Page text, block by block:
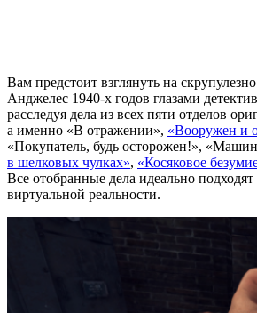
Вам предстоит взглянуть на
Анджелес 1940-х годов глазами
расследуя дела из всех пяти отделов
а именно «В отражении», «Вооружен и
«Покупатель, будь осторожен!»,
в шелковых чулках», «Косяковое
Все отобранные дела идеально
виртуальной реальности.